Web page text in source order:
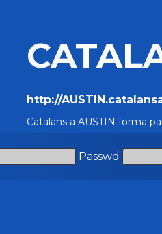
http://
Catalans a AUSTIN forma
Passwd